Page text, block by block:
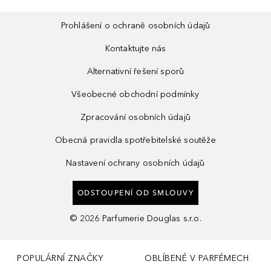
Prohlášení o ochraně osobních údajů
Kontaktujte nás
Alternativní řešení sporů
Všeobecné obchodní podmínky
Zpracování osobních údajů
Obecná pravidla spotřebitelské soutěže
Nastavení ochrany osobních údajů
ODSTOUPENÍ OD SMLOUVY
© 2026 Parfumerie Douglas s.r.o.
POPULÁRNÍ ZNAČKY OBLÍBENÉ V PARFÉMECH